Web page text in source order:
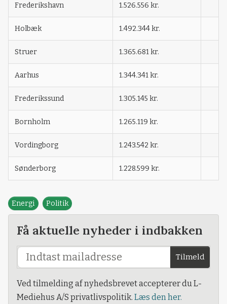
Frederikshavn 1.526.556 kr.
Holbæk 1.492.344 kr.
Struer 1.365.681 kr.
Aarhus 1.344.341 kr.
Frederikssund 1.305.145 kr.
Bornholm 1.265.119 kr.
Vordingborg 1.243.542 kr.
Sønderborg 1.228.599 kr.
Energi Politik
Få aktuelle nyheder i indbakken
Tilmeld
Ved tilmelding af nyhedsbrevet accepterer du L-
Mediehus A/S privatlivspolitik. Læs den her.